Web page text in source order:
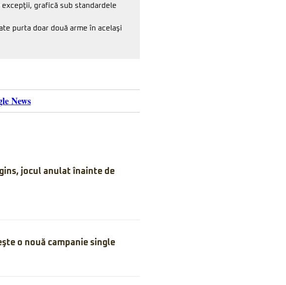
excepţii, grafică sub standardele
purta doar două arme în acelaşi
News
jocul anulat înainte de
o nouă campanie single